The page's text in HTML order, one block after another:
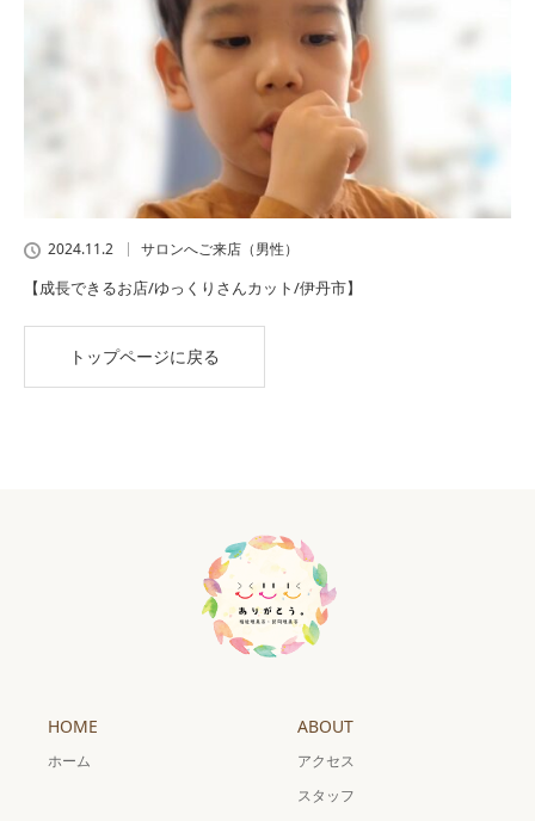
2024.11.2 サロンへご来店（男性）
【成長できるお店/ゆっくりさんカット/伊丹市】
トップページに戻る
HOME
ホーム
ABOUT
アクセス
スタッフ